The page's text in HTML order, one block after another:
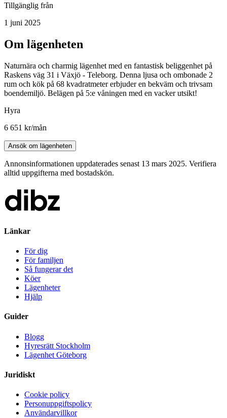
Tillgänglig från
1 juni 2025
Om lägenheten
Naturnära och charmig lägenhet med en fantastisk beliggenhet på
Raskens väg 31 i Växjö - Teleborg. Denna ljusa och ombonade 2
rum och kök på 68 kvadratmeter erbjuder en bekväm och trivsam
boendemiljö. Belägen på 5:e våningen med en vacker utsikt!
Hyra
6 651 kr/mån
Ansök om lägenheten
Annonsinformationen uppdaterades senast 13 mars 2025. Verifiera
alltid uppgifterna med bostadskön.
Länkar
För dig
För familjen
Så fungerar det
Köer
Lägenheter
Hjälp
Guider
Blogg
Hyresrätt Stockholm
Lägenhet Göteborg
Juridiskt
Cookie policy
Personuppgiftspolicy
Användarvillkor